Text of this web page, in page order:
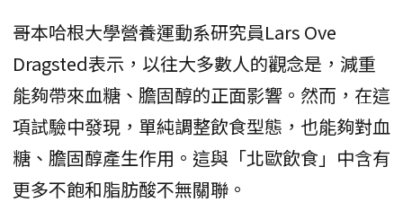
哥本哈根大學營養運動系研究員Lars Ove
Dragsted表示，以往大多數人的觀念是，減重
能夠帶來血糖、膽固醇的正面影響。然而，在這
項試驗中發現，單純調整飲食型態，也能夠對血
糖、膽固醇產生作用。這與「北歐飲食」中含有
更多不飽和脂肪酸不無關聯。